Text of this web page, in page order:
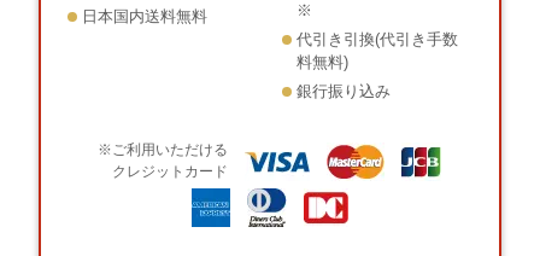
日本国内送料無料
※
代引き引換(代引き手数
料無料)
銀行振り込み
※ご利用いただける
クレジットカード